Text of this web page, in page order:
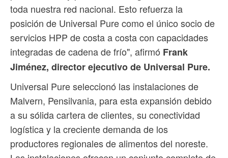
toda nuestra red nacional. Esto refuerza la
posición de Universal Pure como el único socio de
servicios HPP de costa a costa con capacidades
integradas de cadena de frío", afirmó Frank
Jiménez, director ejecutivo de Universal Pure.
Universal Pure seleccionó las instalaciones de
Malvern, Pensilvania, para esta expansión debido
a su sólida cartera de clientes, su conectividad
logística y la creciente demanda de los
productores regionales de alimentos del noreste.